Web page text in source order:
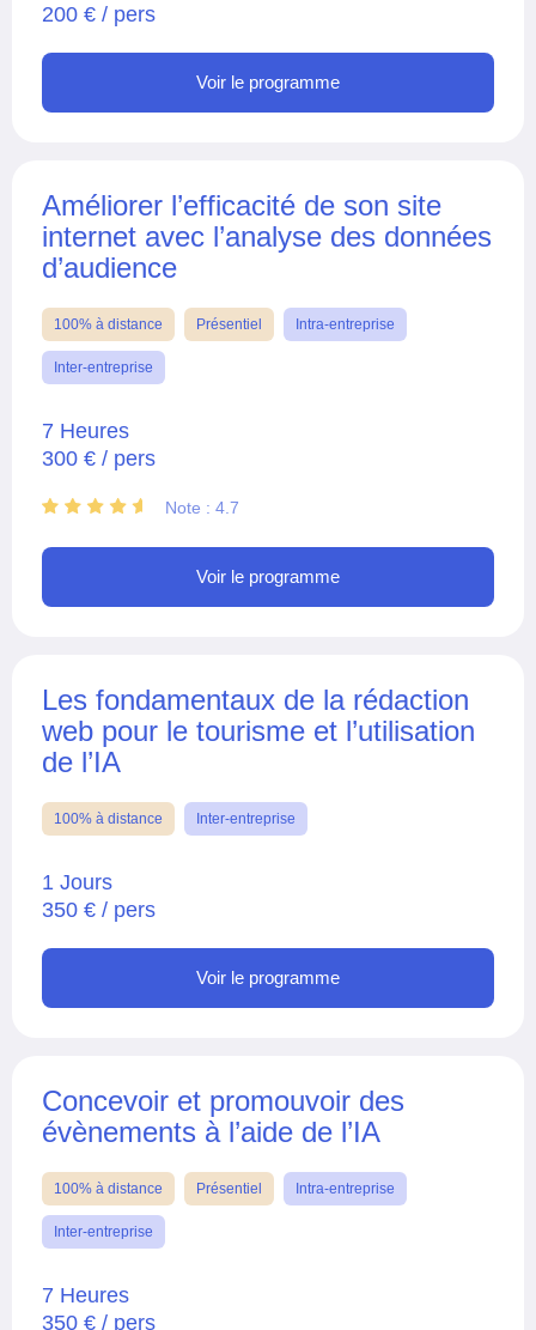
200 € / pers
Voir le programme
Améliorer l’efficacité de son site
internet avec l’analyse des données
d’audience​
100% à distance Présentiel Intra-entreprise
Inter-entreprise
7 Heures
300 € / pers
Note : 4.7
Voir le programme
Les fondamentaux de la rédaction
web pour le tourisme et l’utilisation
de l’IA
100% à distance Inter-entreprise
1 Jours
350 € / pers
Voir le programme
Concevoir et promouvoir des
évènements à l’aide de l’IA
100% à distance Présentiel Intra-entreprise
Inter-entreprise
7 Heures
350 € / pers